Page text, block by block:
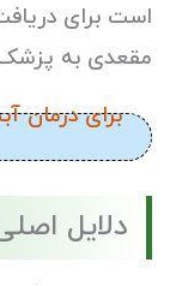
است برای
مقعدی به
برای درمان
دلایل